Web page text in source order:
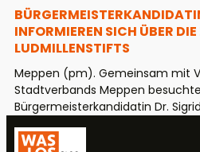
INFORMIEREN SICH ÜBER
LUDMILLENSTIFTS
Meppen (pm). Gemeinsam mit
Stadtverbands Meppen besuchte
Bürgermeisterkandidatin Dr.